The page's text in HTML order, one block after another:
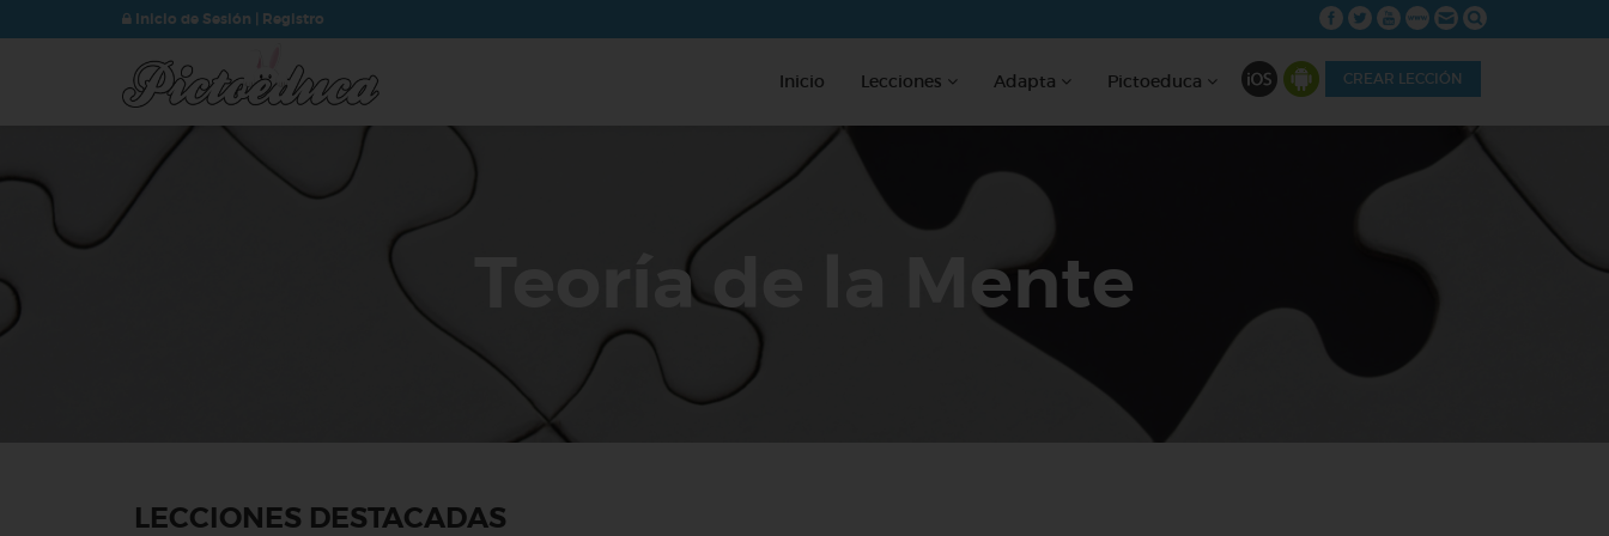
Inicio de Sesión Registro
Inicio Lecciones Adapta Pictoeduca CREAR LECCIÓN
Teoría de la Mente
LECCIONES DESTACADAS